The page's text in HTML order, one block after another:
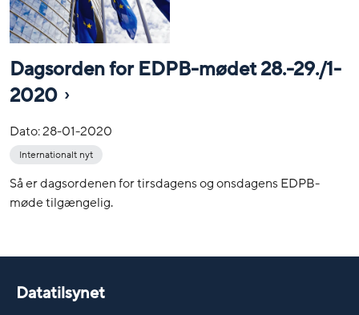
Dagsorden for EDPB-mødet 28.-29./1-
2020
Dato:28-01-2020
Internationalt nyt
Så er dagsordenen for tirsdagens og onsdagens EDPB-
møde tilgængelig.
Datatilsynet